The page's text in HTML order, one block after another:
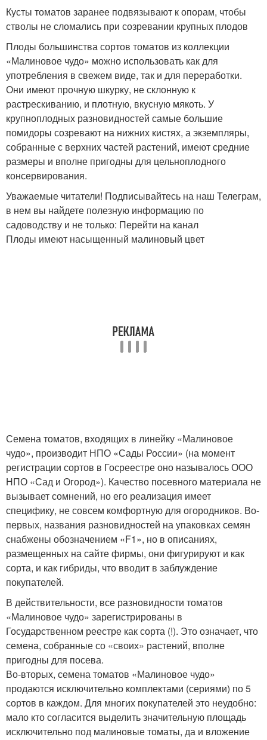
Кусты томатов заранее подвязывают к опорам, чтобы
стволы не сломались при созревании крупных плодов
Плоды большинства сортов томатов из коллекции
«Малиновое чудо» можно использовать как для
употребления в свежем виде, так и для переработки.
Они имеют прочную шкурку, не склонную к
растрескиванию, и плотную, вкусную мякоть. У
крупноплодных разновидностей самые большие
помидоры созревают на нижних кистях, а экземпляры,
собранные с верхних частей растений, имеют средние
размеры и вполне пригодны для цельноплодного
консервирования.
Уважаемые читатели! Подписывайтесь на наш Телеграм,
в нем вы найдете полезную информацию по
садоводству и не только: Перейти на канал
Плоды имеют насыщенный малиновый цвет
Семена томатов, входящих в линейку «Малиновое
чудо», производит НПО «Сады России» (на момент
регистрации сортов в Госреестре оно называлось ООО
НПО «Сад и Огород»). Качество посевного материала не
вызывает сомнений, но его реализация имеет
специфику, не совсем комфортную для огородников. Во-
первых, названия разновидностей на упаковках семян
снабжены обозначением «F1», но в описаниях,
размещенных на сайте фирмы, они фигурируют и как
сорта, и как гибриды, что вводит в заблуждение
покупателей.
В действительности, все разновидности томатов
«Малиновое чудо» зарегистрированы в
Государственном реестре как сорта (!). Это означает, что
семена, собранные со «своих» растений, вполне
пригодны для посева.
Во-вторых, семена томатов «Малиновое чудо»
продаются исключительно комплектами (сериями) по 5
сортов в каждом. Для многих покупателей это неудобно:
мало кто согласится выделить значительную площадь
исключительно под малиновые томаты, да и вложение